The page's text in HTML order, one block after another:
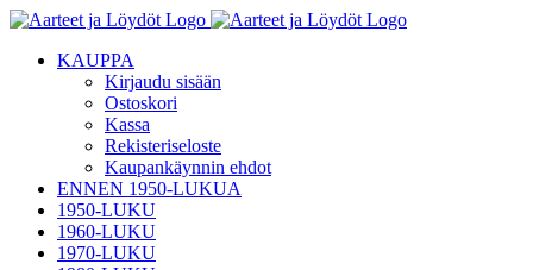
Skip
contentKAUPPA
Kirjaudu sisään
Ostoskori
Kassa
Rekisteriseloste
Kaupankäynnin ehdot
ENNEN 1950-LUKUA
1950-LUKU
1960-LUKU
1970-LUKU